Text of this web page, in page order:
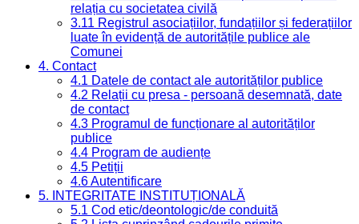
relația cu societatea civilă
3.11 Registrul asociațiilor, fundațiilor și federațiilor
luate în evidență de autoritățile publice ale
Comunei
4. Contact
4.1 Datele de contact ale autorităților publice
4.2 Relații cu presa - persoană desemnată, date
de contact
4.3 Programul de funcționare al autorităților
publice
4.4 Program de audiențe
4.5 Petiții
4.6 Autentificare
5. INTEGRITATE INSTITUȚIONALĂ
5.1 Cod etic/deontologic/de conduită